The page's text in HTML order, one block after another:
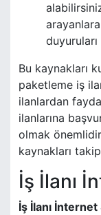
Bu kaynakları
paketleme iş
ilanlardan
ilanlarına
olmak
kaynakları
İş İlanı
İş İlanı